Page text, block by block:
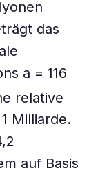
das
a = 116
relative
Milliarde.
auf Basis